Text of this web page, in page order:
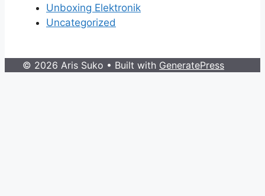
Unboxing Elektronik
Uncategorized
© 2026 Aris Suko • Built with GeneratePress